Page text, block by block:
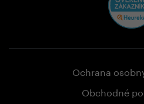
Ochrana
Obchodné